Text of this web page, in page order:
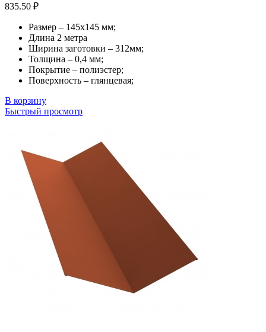
835.50 ₽
Размер – 145х145 мм;
Длина 2 метра
Ширина заготовки – 312мм;
Толщина – 0,4 мм;
Покрытие – полиэстер;
Поверхность – глянцевая;
В корзину
Быстрый просмотр